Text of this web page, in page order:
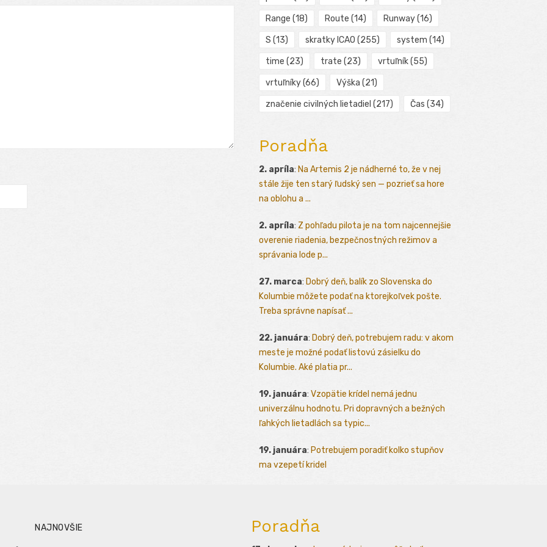
Range (18) Route (14) Runway(16)
S (13) skratky ICAO (255) system (14)
time (23) trate (23) vrtuľník(55)
vrtuľníky(66) Výška (21)
značenie civilných lietadiel (217) Čas (34)
Poradňa
2. apríla: Na Artemis 2 je nádherné to, že v nej
stále žije ten starý ľudský sen — pozrieť sa hore
na oblohu a ...
2. apríla: Z pohľadu pilota je na tom najcennejšie
overenie riadenia, bezpečnostných režimov a
správania lode p...
27. marca: Dobrý deň, balík zo Slovenska do
Kolumbie môžete podať na ktorejkoľvek pošte.
Treba správne napísať ...
22. januára: Dobrý deň, potrebujem radu: v akom
meste je možné podať listovú zásielku do
Kolumbie. Aké platia pr...
19. januára: Vzopätie krídel nemá jednu
univerzálnu hodnotu. Pri dopravných a bežných
ľahkých lietadlách sa typic...
19. januára: Potrebujem poradiť kolko stupňov
ma vzepetí kridel
NAJNOVŠIE Poradňa